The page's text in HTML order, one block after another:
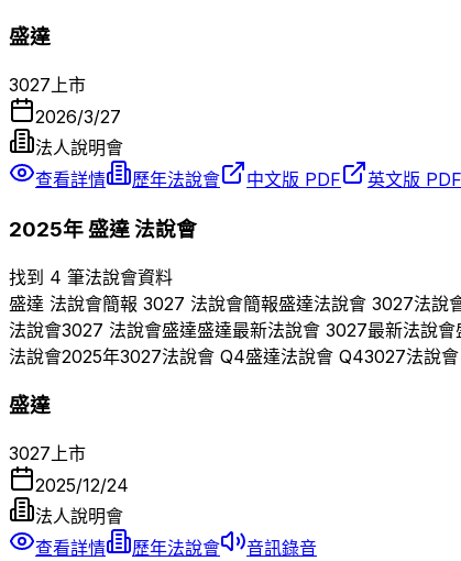
盛達
3027上市
2026/3/27
法人說明會
查看詳情
歷年法說會 中文版 PDF 英文版 PDF
2025年盛達法說會
找到 4 筆法說會資料
盛達 法說會簡報 3027 法說會簡報盛達法說會 3027法說
法說會3027 法說會盛達盛達最新法說會 3027最新法說會
法說會2025年3027法說會 Q4盛達法說會 Q43027法說會
盛達
3027上市
2025/12/24
法人說明會
查看詳情
歷年法說會
音訊錄音